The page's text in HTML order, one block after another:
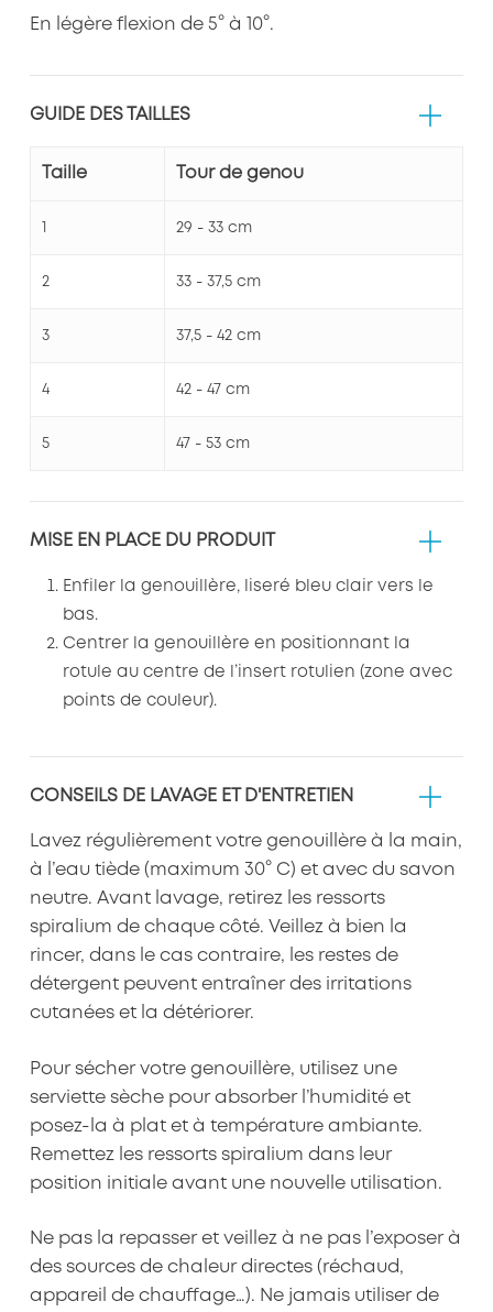
En légère flexion de 5° à 10°.
GUIDE DES TAILLES
Taille Tour de genou
29 - 33 cm
2 33 - 37,5 cm
3 37,5 - 42 cm
4 42 - 47 cm
5 47 - 53 cm
MISE EN PLACE DU PRODUIT
Enfiler la genouillère, liseré bleu clair vers le
bas.
Centrer la genouillère en positionnant la
rotule au centre de l’insert rotulien (zone avec
points de couleur).
CONSEILS DE LAVAGE ET D'ENTRETIEN
Lavez régulièrement votre genouillère à la main,
à l’eau tiède (maximum 30° C) et avec du savon
neutre. Avant lavage, retirez les ressorts
spiralium de chaque côté. Veillez à bien la
rincer, dans le cas contraire, les restes de
détergent peuvent entraîner des irritations
cutanées et la détériorer.
Pour sécher votre genouillère, utilisez une
serviette sèche pour absorber l’humidité et
posez-la à plat et à température ambiante.
Remettez les ressorts spiralium dans leur
position initiale avant une nouvelle utilisation.
Ne pas la repasser et veillez à ne pas l’exposer à
des sources de chaleur directes (réchaud,
appareil de chauffage…). Ne jamais utiliser de